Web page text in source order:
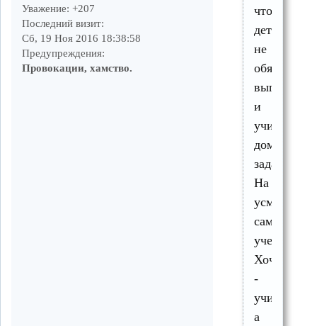
Уважение: +207
Последний визит:
Сб, 19 Ноя 2016 18:38:58
Предупреждения:
Провокации, хамство.
что
детям
не
выполнять
и
учить
домашнее
задание.
На
усмотрение
самого
ученика.
Хочешь
-
учи,
а